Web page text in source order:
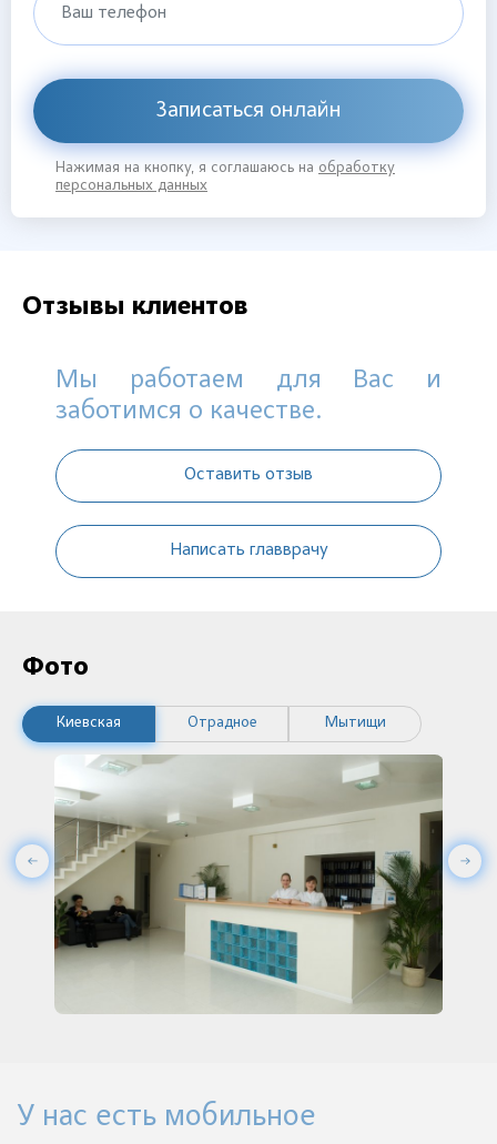
Ваш телефон
Записаться онлайн
Нажимая на кнопку, я соглашаюсь на обработку
персональных данных
Отзывы клиентов
Мы работаем для Вас и
заботимся о качестве.
Оставить отзыв
Написать главврачу
Фото
Киевская Отрадное Мытищи
У нас есть мобильное